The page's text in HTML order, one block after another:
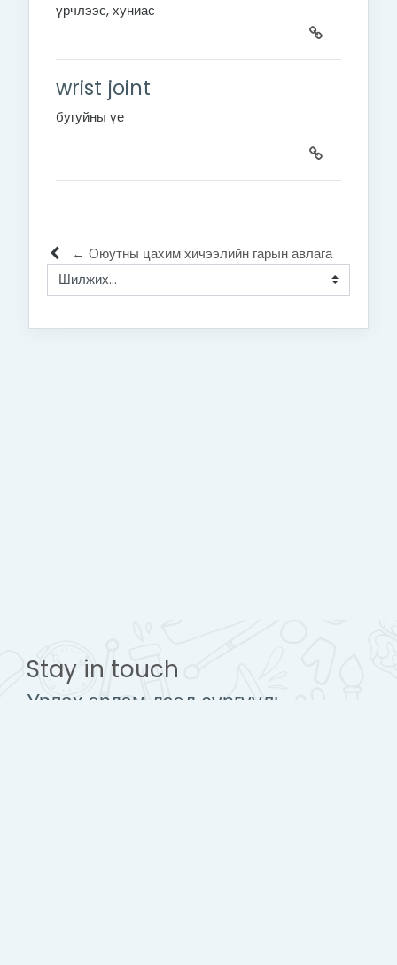
үрчлээс, хуниас
wrist joint
бугуйны үе
← Оюутны цахим хичээлийн гарын авлага
Шилжих...
Stay in touch
Урлах эрдэм дээд сургууль